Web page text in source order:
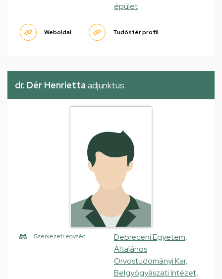
épület
Weboldal Tudóstér profil
dr. Dér Henrietta adjunktus
Szervezeti egység
Debreceni Egyetem,
Általános
Orvostudományi Kar,
Belgyógyászati Intézet,